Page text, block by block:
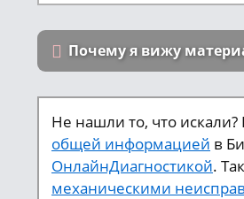
Почему я вижу
Не нашли то, что искали?
общей информацией в
ОнлайнДиагностикой.
механическими